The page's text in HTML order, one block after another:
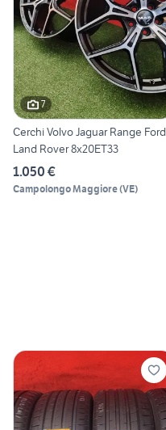
7
Cerchi Volvo Jaguar Range Ford
Land Rover 8x20ET33
1.050 €
Campolongo Maggiore(VE)